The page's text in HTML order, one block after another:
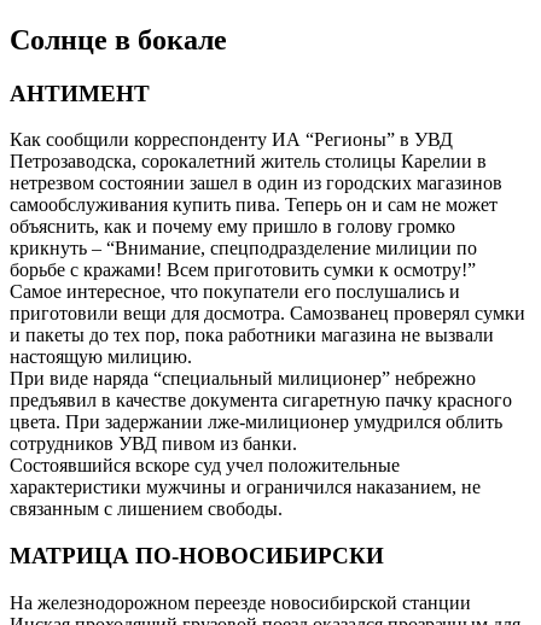
Солнце в бокале
АНТИМЕНТ
Как сообщили корреспонденту ИА “Регионы” в УВД
Петрозаводска, сорокалетний житель столицы Карелии в
нетрезвом состоянии зашел в один из городских магазинов
самообслуживания купить пива. Теперь он и сам не может
объяснить, как и почему ему пришло в голову громко
крикнуть – “Внимание, спецподразделение милиции по
борьбе с кражами! Всем приготовить сумки к осмотру!”
Самое интересное, что покупатели его послушались и
приготовили вещи для досмотра. Самозванец проверял сумки
и пакеты до тех пор, пока работники магазина не вызвали
настоящую милицию.
При виде наряда “специальный милиционер” небрежно
предъявил в качестве документа сигаретную пачку красного
цвета. При задержании лже-милиционер умудрился облить
сотрудников УВД пивом из банки.
Состоявшийся вскоре суд учел положительные
характеристики мужчины и ограничился наказанием, не
связанным с лишением свободы.
МАТРИЦА ПО-НОВОСИБИРСКИ
На железнодорожном переезде новосибирской станции